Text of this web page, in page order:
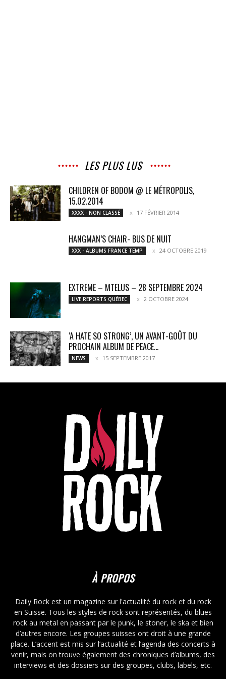
LES PLUS LUS
CHILDREN OF BODOM @ LE MÉTROPOLIS,
15.02.2014
XXXX - NON CLASSÉ 17 FÉVRIER 2014
HANGMAN’S CHAIR- BUS DE NUIT
XXX - ALBUMS FRANCE TEMP 24 OCTOBRE 2019
EXTREME – MTELUS – 28 SEPTEMBRE 2024
LIVE REPORTS QUÉBEC 2 OCTOBRE 2024
‘A HATE SO STRONG’, UN AVANT-GOÛT DU
PROCHAIN ALBUM DE PEACE...
NEWS 15 SEPTEMBRE 2017
À PROPOS
Daily Rock est un magazine sur l'actualité du rock et du rock
en Suisse. Tous les styles de rock sont représentés, du blues
rock au metal en passant par le punk, le stoner, le ska et bien
d’autres encore. Les groupes suisses ont droit à une grande
place. L’accent est mis sur l’actualité et l’agenda des concerts à
venir, mais on trouve également des chroniques d’albums, des
interviews et des dossiers sur des groupes, clubs, labels, etc.